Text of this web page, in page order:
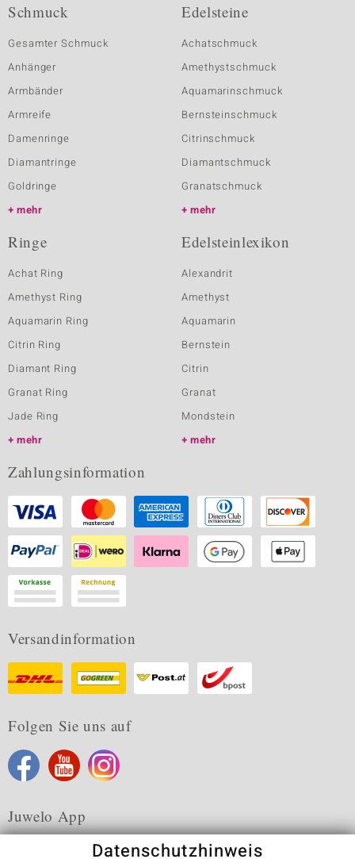
Schmuck
Gesamter Schmuck
Anhänger
Armbänder
Armreife
Damenringe
Diamantringe
Goldringe
mehr
Edelsteine
Achatschmuck
Amethystschmuck
Aquamarinschmuck
Bernsteinschmuck
Citrinschmuck
Diamantschmuck
Granatschmuck
mehr
Ringe
Achat Ring
Amethyst Ring
Aquamarin Ring
Citrin Ring
Diamant Ring
Granat Ring
Jade Ring
mehr
Edelsteinlexikon
Alexandrit
Amethyst
Aquamarin
Bernstein
Citrin
Granat
Mondstein
mehr
Zahlungsinformation
Versandinformation
Folgen Sie uns auf
Juwelo App
Datenschutzhinweis